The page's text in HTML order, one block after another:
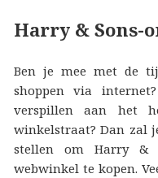
Harry & Sons-
Ben je mee met de
shoppen via
verspillen aan het
winkelstraat? Dan zal
stellen om Harry &
webwinkel te kopen.